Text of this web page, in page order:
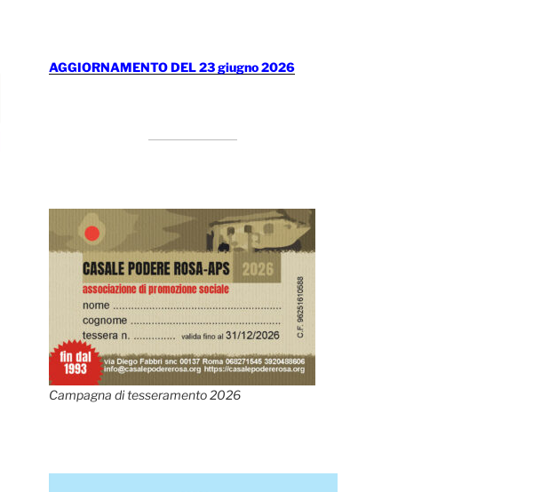
AGGIORNAMENTO DEL 23 giugno 2026
Campagna di tesseramento 2026